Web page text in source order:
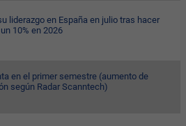
liderazgo en España en julio tras hacer
10% en 2026
en el primer semestre (aumento de
según Radar Scanntech)